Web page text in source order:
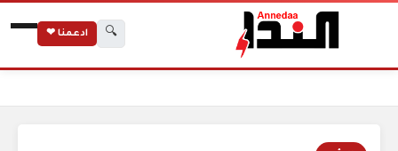
🔍 ادعمنا ❤